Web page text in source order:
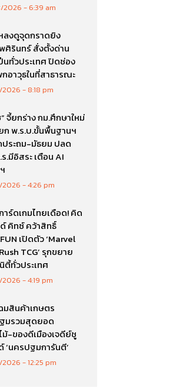
2026 6:39 am
ลงดูจุดกราดยิง
ศิรินทร์ สั่งตั้งด่าน
นทั่วประเทศ ปิดช่อง
อาวุธในที่สาธารณะ
2026 8:18 pm
จี้ยกร่าง กม.ศึกษาใหม่
ก พ.ร.บ.ขั้นพื้นฐานฯ
ประถม-มัธยม ปลด
.มีอิสระ เตือน AI
2026 4:26 pm
าร์ดเกมไทยเดือด! คิด
คิทซ์ คว้าสิทธิ์
เปิดตัว ‘Marvel
TCG’ รุกขยาย
ตี้ทั่วประเทศ
2026 4:19 pm
มสินค้าเกษตร
มรวมสุดยอด
ม้-ของดีเมืองเจดีย์ชู
‘นครปฐมการันตี’
2026 12:25 pm